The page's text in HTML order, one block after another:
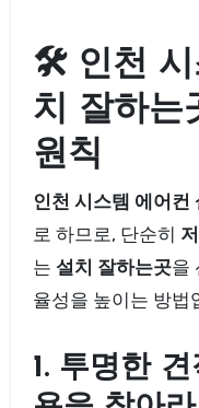
🛠️ 인천 시
치 잘하는
원칙
인천 시스템 에어컨
로 하므로, 단순히
는 설치 잘하는곳을
율성을 높이는 방법
1. 투명한